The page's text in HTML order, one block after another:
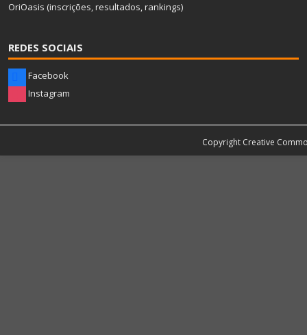
OriOasis (inscrições, resultados, rankings)
REDES SOCIAIS
Facebook
Instagram
Copyright Creative